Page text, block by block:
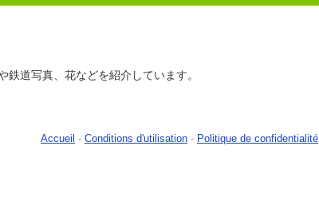
鉄道写真、花などを紹介しています。
Accueil - Conditions d'utilisation - Politique de confidentialité